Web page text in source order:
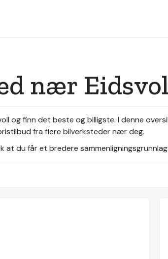
nær
og finn det beste og billigste. I denne
fra flere bilverksteder nær deg.
du får et bredere sammenligningsgrunnlag.